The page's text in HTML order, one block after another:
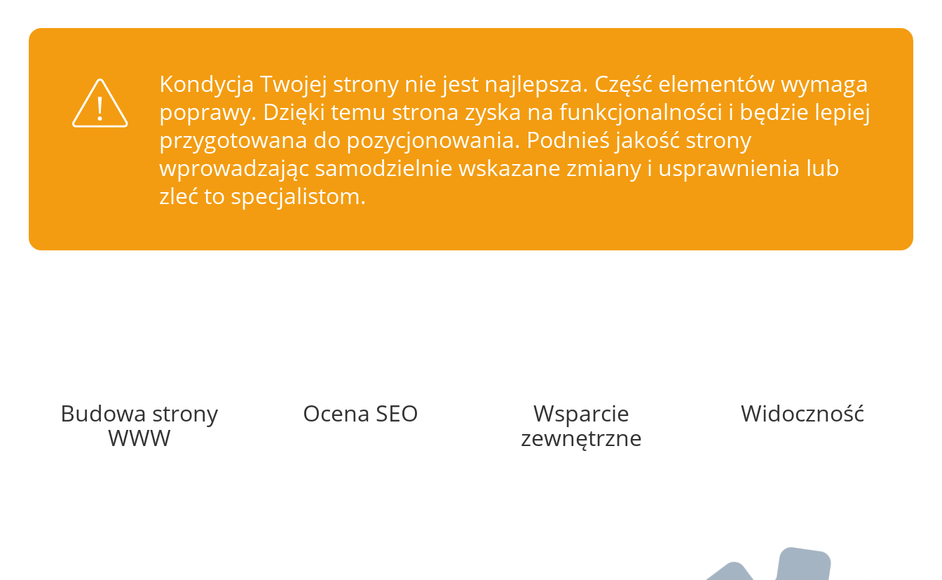
Kondycja Twojej strony nie jest najlepsza. Część elementów wymaga
poprawy. Dzięki temu strona zyska na funkcjonalności i będzie lepiej
przygotowana do pozycjonowania. Podnieś jakość strony
wprowadzając samodzielnie wskazane zmiany i usprawnienia lub
zleć to specjalistom.
Budowa strony
WWW
Ocena SEO
Wsparcie
zewnętrzne
Widoczność